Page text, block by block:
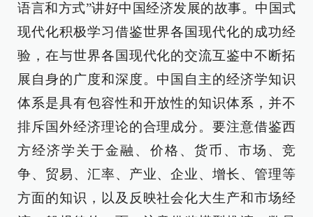
语言和方式”讲好中国经济发展的故事。中国式
现代化积极学习借鉴世界各国现代化的成功经
验，在与世界各国现代化的交流互鉴中不断拓
展自身的广度和深度。中国自主的经济学知识
体系是具有包容性和开放性的知识体系，并不
排斥国外经济理论的合理成分。要注意借鉴西
方经济学关于金融、价格、货币、市场、竞
争、贸易、汇率、产业、企业、增长、管理等
方面的知识，以及反映社会化大生产和市场经